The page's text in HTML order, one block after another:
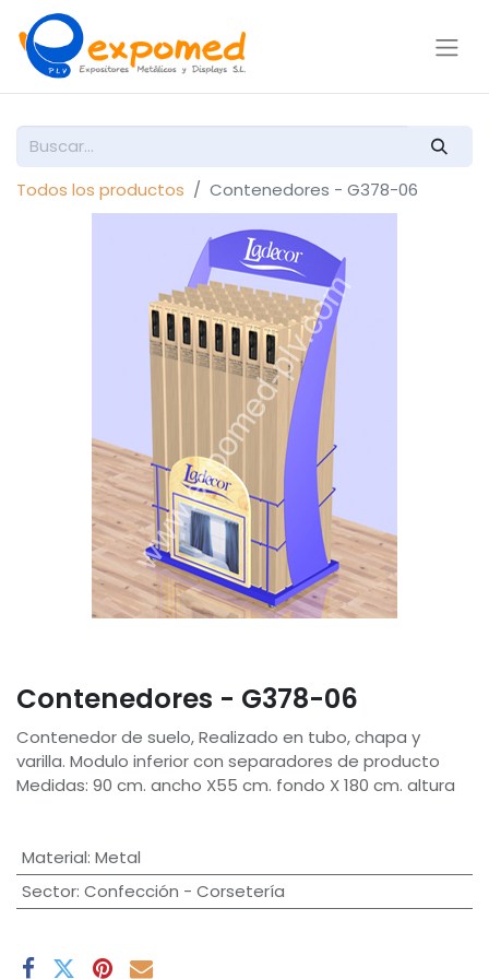
Todos los productos Contenedores - G378-06
Contenedores - G378-06
Contenedor de suelo, Realizado en tubo, chapa y
varilla. Modulo inferior con separadores de producto
Medidas: 90 cm. ancho X55 cm. fondo X 180 cm. altura
Material: Metal
Sector: Confección - Corsetería